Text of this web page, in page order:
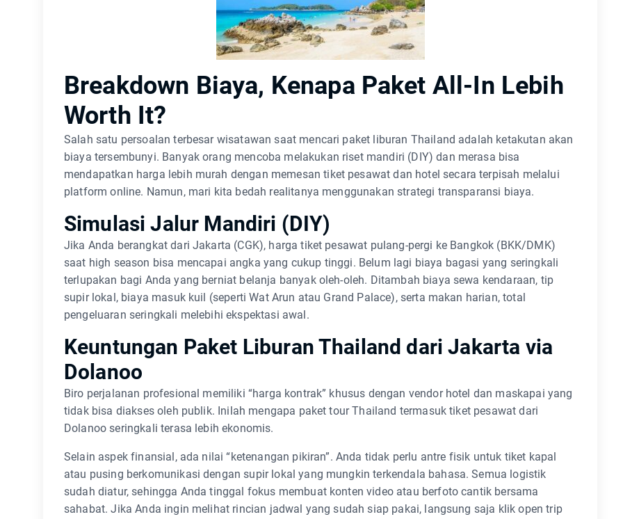
Breakdown Biaya, Kenapa Paket All-In Lebih
Worth It?
Salah satu persoalan terbesar wisatawan saat mencari paket liburan Thailand adalah ketakutan akan
biaya tersembunyi. Banyak orang mencoba melakukan riset mandiri (DIY) dan merasa bisa
mendapatkan harga lebih murah dengan memesan tiket pesawat dan hotel secara terpisah melalui
platform online. Namun, mari kita bedah realitanya menggunakan strategi transparansi biaya.
Simulasi Jalur Mandiri (DIY)
Jika Anda berangkat dari Jakarta (CGK), harga tiket pesawat pulang-pergi ke Bangkok (BKK/DMK)
saat high season bisa mencapai angka yang cukup tinggi. Belum lagi biaya bagasi yang seringkali
terlupakan bagi Anda yang berniat belanja banyak oleh-oleh. Ditambah biaya sewa kendaraan, tip
supir lokal, biaya masuk kuil (seperti Wat Arun atau Grand Palace), serta makan harian, total
pengeluaran seringkali melebihi ekspektasi awal.
Keuntungan Paket Liburan Thailand dari Jakarta via
Dolanoo
Biro perjalanan profesional memiliki “harga kontrak” khusus dengan vendor hotel dan maskapai yang
tidak bisa diakses oleh publik. Inilah mengapa paket tour Thailand termasuk tiket pesawat dari
Dolanoo seringkali terasa lebih ekonomis.
Selain aspek finansial, ada nilai “ketenangan pikiran”. Anda tidak perlu antre fisik untuk tiket kapal
atau pusing berkomunikasi dengan supir lokal yang mungkin terkendala bahasa. Semua logistik
sudah diatur, sehingga Anda tinggal fokus membuat konten video atau berfoto cantik bersama
sahabat. Jika Anda ingin melihat rincian jadwal yang sudah siap pakai, langsung saja klik open trip